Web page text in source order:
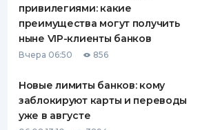
ОТЗЫВЫ О СТРАХОВЫХ
КОМПАНИЯХ
привилегиями: какие
преимущества могут получить
ныне VIP-клиенты банков
Вчера 06:50 856
Новые лимиты банков: кому
заблокируют карты и переводы
уже в августе